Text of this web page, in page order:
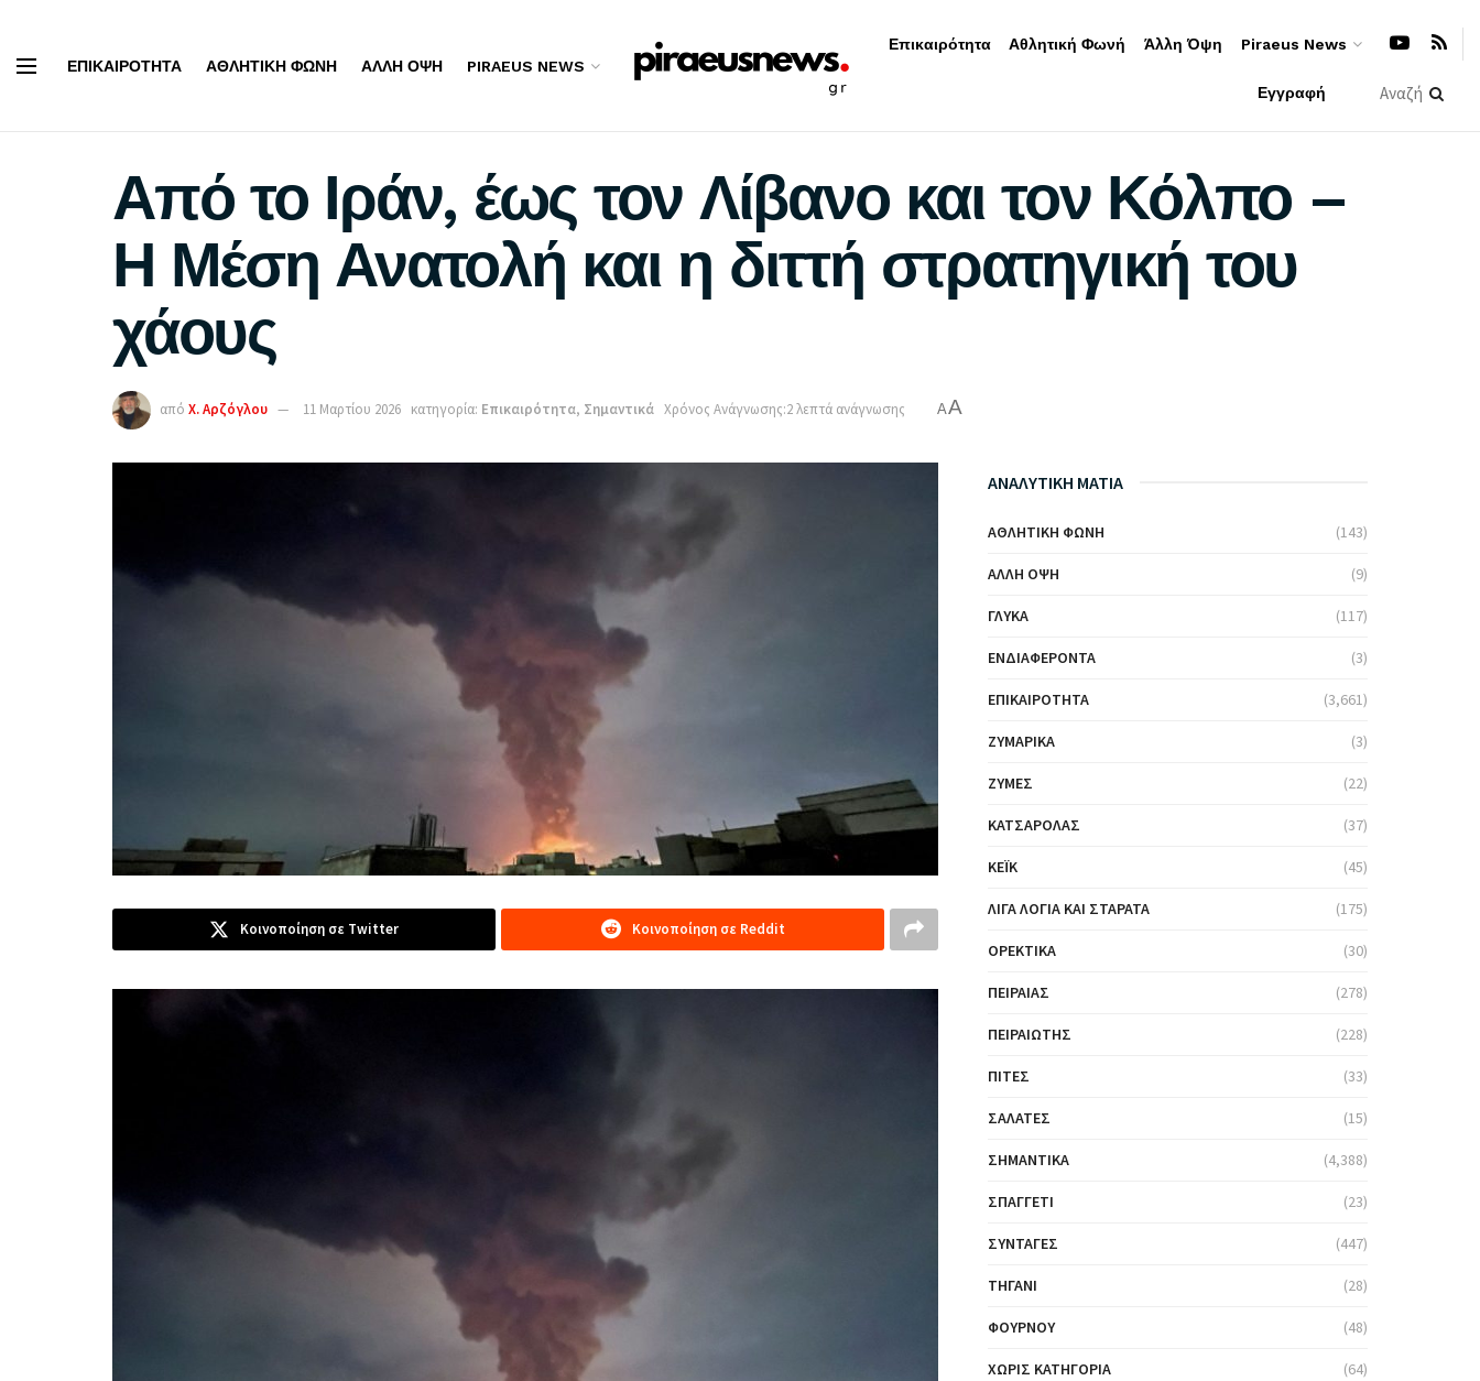
ΕΠΙΚΑΙΡΌΤΗΤΑ ΑΘΛΗΤΙΚΉ ΦΩΝΉ ΆΛΛΗ ΌΨΗ PIRAEUS NEWS
Επικαιρότητα Αθλητική Φωνή Άλλη Όψη Piraeus News
Εγγραφή
Από το Ιράν, έως τον Λίβανο και τον Κόλπο –
Η Μέση Ανατολή και η διττή στρατηγική του
χάους
από Χ. Αρζόγλου 11 Μαρτίου 2026 κατηγορία: Επικαιρότητα, Σημαντικά Χρόνος Ανάγνωσης:2 λεπτά ανάγνωσης AA
Κοινοποίηση σε Twitter Κοινοποίηση σε Reddit
ΑΝΑΛΥΤΙΚΗ ΜΑΤΙΑ
ΑΘΛΗΤΙΚΉ ΦΩΝΉ (143)
ΆΛΛΗ ΌΨΗ (9)
ΓΛΥΚΆ (117)
ΕΝΔΙΑΦΈΡΟΝΤΑ (3)
ΕΠΙΚΑΙΡΌΤΗΤΑ (3,661)
ΖΥΜΑΡΙΚΆ (3)
ΖΎΜΕΣ (22)
ΚΑΤΣΑΡΌΛΑΣ (37)
ΚΈΙΚ (45)
ΛΊΓΑ ΛΌΓΙΑ ΚΑΙ ΣΤΑΡΆΤΑ (175)
ΟΡΕΚΤΙΚΆ (30)
ΠΕΙΡΑΙΆΣ (278)
ΠΕΙΡΑΙΏΤΗΣ (228)
ΠΊΤΕΣ (33)
ΣΑΛΆΤΕΣ (15)
ΣΗΜΑΝΤΙΚΆ (4,388)
ΣΠΑΓΓΈΤΙ (23)
ΣΥΝΤΑΓΈΣ (447)
ΤΗΓΆΝΙ (28)
ΦΟΎΡΝΟΥ (48)
ΧΩΡΊΣ ΚΑΤΗΓΟΡΊΑ (64)